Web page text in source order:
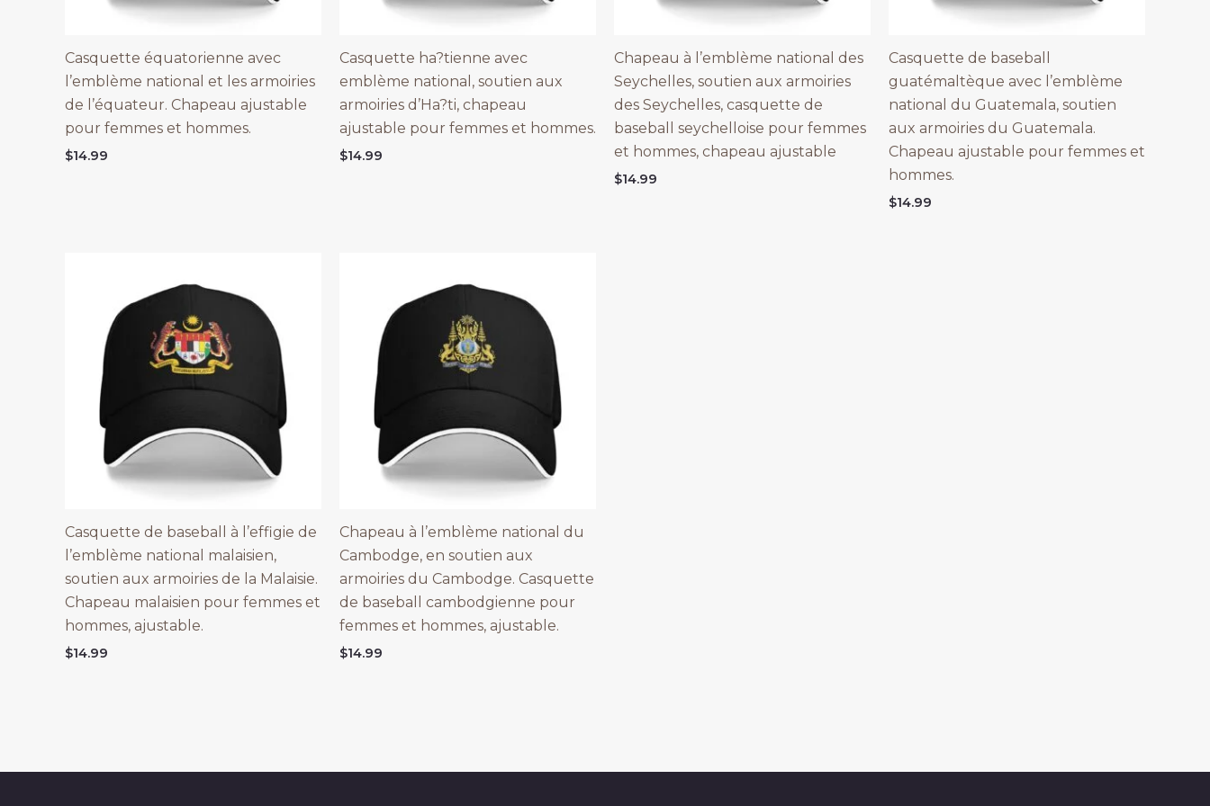
Casquette équatorienne avec
l’emblème national et les armoiries
de l’équateur. Chapeau ajustable
pour femmes et hommes.
$14.99
Casquette ha?tienne avec
emblème national, soutien aux
armoiries d’Ha?ti, chapeau
ajustable pour femmes et hommes.
$14.99
Chapeau à l’emblème national des
Seychelles, soutien aux armoiries
des Seychelles, casquette de
baseball seychelloise pour femmes
et hommes, chapeau ajustable
$14.99
Casquette de baseball
guatémaltèque avec l’emblème
national du Guatemala, soutien
aux armoiries du Guatemala.
Chapeau ajustable pour femmes et
hommes.
$14.99
Casquette de baseball à l’effigie de
l’emblème national malaisien,
soutien aux armoiries de la Malaisie.
Chapeau malaisien pour femmes et
hommes, ajustable.
$14.99
Chapeau à l’emblème national du
Cambodge, en soutien aux
armoiries du Cambodge. Casquette
de baseball cambodgienne pour
femmes et hommes, ajustable.
$14.99